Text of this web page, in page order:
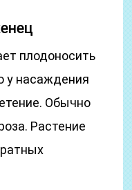
плодоносить
у насаждения
Обычно
Растение